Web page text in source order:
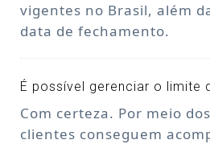
vigentes no Brasil, além
data de fechamento.
É possível gerenciar o limite
Com certeza. Por meio
clientes conseguem